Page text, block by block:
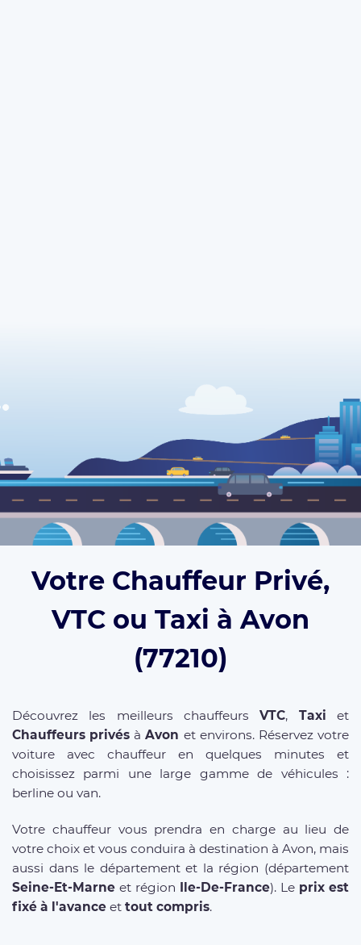
Votre Chauffeur Privé,
VTC ou Taxi à Avon
(77210)
Découvrez les meilleurs chauffeursVTC, Taxi et
Chauffeurs privés àAvon et environs. Réservez votre
voiture avec chauffeur en quelques minutes et
choisissez parmi une large gamme de véhicules :
berline ou van.
Votre chauffeur vous prendra en charge au lieu de
votre choix et vous conduira à destination à Avon, mais
aussi dans le département et la région (département
Seine-Et-Marne et région Ile-De-France). Le prix est
fixé à l'avance et tout compris.